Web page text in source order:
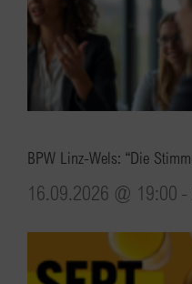
BPW Linz-Wels: “Die
16.09.2026 @ 19:00 -